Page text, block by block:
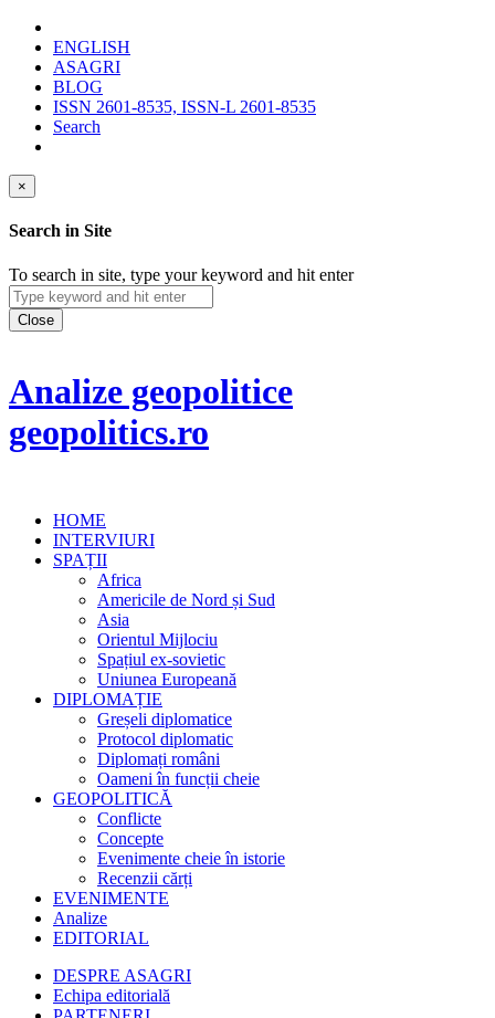
ENGLISH
ASAGRI
BLOG
ISSN 2601-8535, ISSN-L 2601-8535
Search
×
Search in Site
To search in site, type your keyword and hit enter
Close
Analize geopolitice
geopolitics.ro
HOME
INTERVIURI
SPAȚII
Africa
Americile de Nord și Sud
Asia
Orientul Mijlociu
Spațiul ex-sovietic
Uniunea Europeană
DIPLOMAȚIE
Greșeli diplomatice
Protocol diplomatic
Diplomați români
Oameni în funcții cheie
GEOPOLITICĂ
Conflicte
Concepte
Evenimente cheie în istorie
Recenzii cărți
EVENIMENTE
Analize
EDITORIAL
DESPRE ASAGRI
Echipa editorială